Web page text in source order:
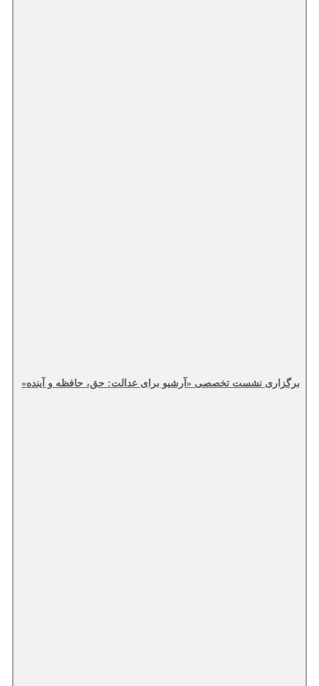
برگزاری نشست تخصصی «آرشیو برای عدالت: حق، حافظه و آینده»